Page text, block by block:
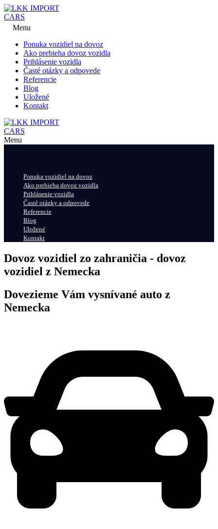
Menu
Ponuka vozidiel na dovoz
Ako prebieha dovoz vozidla
Prihlásenie vozidla
Časté otázky a odpovede
Referencie
Blog
Uložené
Kontakt
Menu
Ponuka vozidiel na dovoz
Ako prebieha dovoz vozidla
Prihlásenie vozidla
Časté otázky a odpovede
Referencie
Blog
Uložené
Kontakt
Dovoz vozidiel zo zahraničia - dovoz
vozidiel z Nemecka
Dovezieme Vám vysnívané auto z
Nemecka